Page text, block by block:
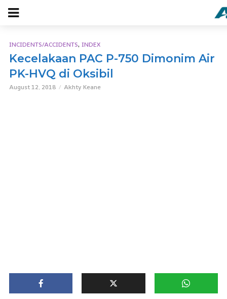
INCIDENTS/ACCIDENTS, INDEX
Kecelakaan PAC P-750 Dimonim Air
PK-HVQ di Oksibil
August 12, 2018 Akhty Keane